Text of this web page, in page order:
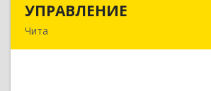
УПРАВЛЕНИЕ
Чита